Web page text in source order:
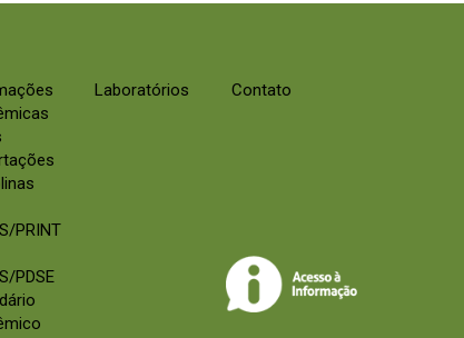
PRINT
PDSE
Laboratórios Contato